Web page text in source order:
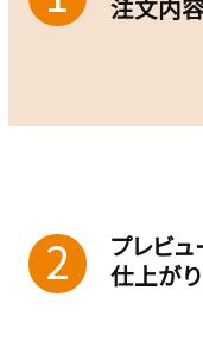
注文内
2
プレビ
仕上が